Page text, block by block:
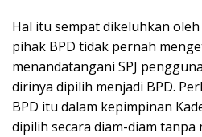
Hal itu sempat dikeluhkan oleh
pihak BPD tidak pernah
menandatangani SPJ
dirinya dipilih menjadi BPD.
BPD itu dalam kepimpinan
dipilih secara diam-diam